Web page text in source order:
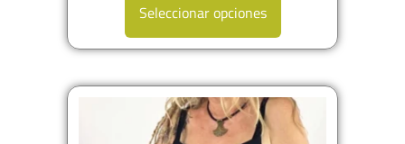
Seleccionar opciones